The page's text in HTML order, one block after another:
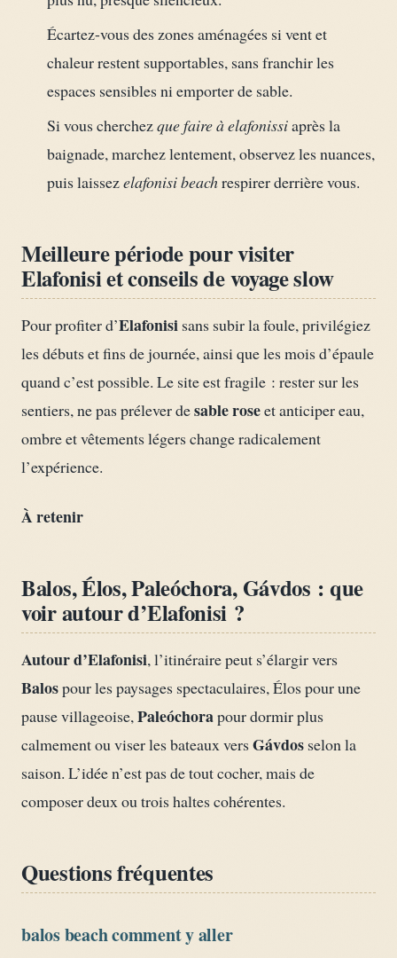
Écartez-vous des zones aménagées si vent et
chaleur restent supportables, sans franchir les
espaces sensibles ni emporter de sable.
Si vous cherchezque faire à elafonissiaprès la
baignade, marchez lentement, observez les nuances,
puis laissezelafonisi beachrespirer derrière vous.
Meilleure période pour visiter
Elafonisi et conseils de voyage slow
Pour profiter d’Elafonisi sans subir la foule, privilégiez
les débuts et fins de journée, ainsi que les mois d’épaule
quand c’est possible. Le site est fragile : rester sur les
sentiers, ne pas prélever desable roseet anticiper eau,
ombre et vêtements légers change radicalement
l’expérience.
À retenir
Balos, Élos, Paleóchora, Gávdos : que
voir autour d’Elafonisi ?
Autour d’Elafonisi, l’itinéraire peut s’élargir vers
Balospour les paysages spectaculaires, Élos pour une
pause villageoise,Paleóchorapour dormir plus
calmement ou viser les bateaux versGávdos selon la
saison. L’idée n’est pas de tout cocher, mais de
composer deux ou trois haltes cohérentes.
Questions fréquentes
balos beach comment y aller